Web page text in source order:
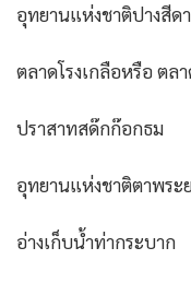
อุทยานแห่งชาติปางสีดา
ตลาดโรงเกลือหรือ ต
ปราสาทสด๊กก๊อกธม
อุทยานแห่งชาติตาพระ
อ่างเก็บน้ำท่ากระบาก